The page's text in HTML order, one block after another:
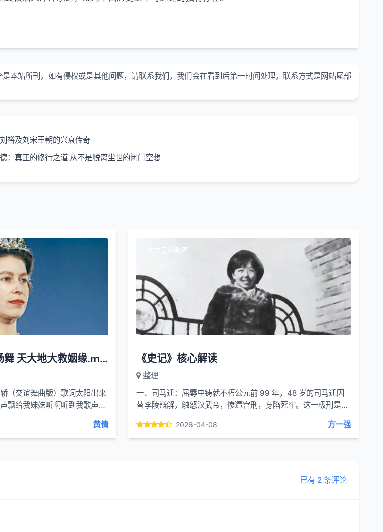
本站所刊，如有侵权或是其他问题，请联系我们，我们会在看到后第一时间处理。联系方式是网站尾部
裕及刘宋王朝的兴衰传奇
：真正的修行之道 从不是脱离尘世的闭门空想
交谊舞曲 - 大花轿 - 广场舞 天大地大救姻缘.mp3
（交谊舞曲版）歌词太阳出来
飘给我妹妹听啊听到我歌声她
黄倩
本文无缩略图
《史记》核心解读
整理
一、司马迁：屈辱中铸就不朽公元前 99 年，48 岁的司马迁因
替李陵辩解，触怒汉武帝，惨遭宫刑，身陷死牢。这一极刑是对
2026-04-08 方一强
已有 2 条评论